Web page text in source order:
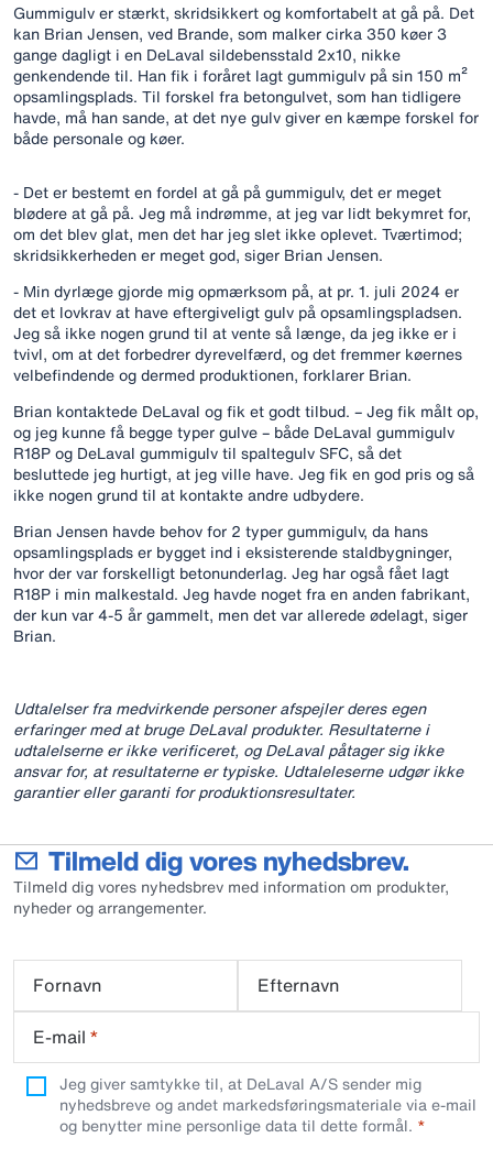
Gummigulv er stærkt, skridsikkert og komfortabelt at gå på. Det
kan Brian Jensen, ved Brande, som malker cirka 350 køer 3
gange dagligt i en DeLaval sildebensstald 2x10, nikke
genkendende til. Han fik i foråret lagt gummigulv på sin 150 m²
opsamlingsplads. Til forskel fra betongulvet, som han tidligere
havde, må han sande, at det nye gulv giver en kæmpe forskel for
både personale og køer.
- Det er bestemt en fordel at gå på gummigulv, det er meget
blødere at gå på. Jeg må indrømme, at jeg var lidt bekymret for,
om det blev glat, men det har jeg slet ikke oplevet. Tværtimod;
skridsikkerheden er meget god, siger Brian Jensen.
- Min dyrlæge gjorde mig opmærksom på, at pr. 1. juli 2024 er
det et lovkrav at have eftergiveligt gulv på opsamlingspladsen.
Jeg så ikke nogen grund til at vente så længe, da jeg ikke er i
tvivl, om at det forbedrer dyrevelfærd, og det fremmer køernes
velbefindende og dermed produktionen, forklarer Brian.
Brian kontaktede DeLaval og fik et godt tilbud. – Jeg fik målt op,
og jeg kunne få begge typer gulve – både DeLaval gummigulv
R18P og DeLaval gummigulv til spaltegulv SFC, så det
besluttede jeg hurtigt, at jeg ville have. Jeg fik en god pris og så
ikke nogen grund til at kontakte andre udbydere.
Brian Jensen havde behov for 2 typer gummigulv, da hans
opsamlingsplads er bygget ind i eksisterende staldbygninger,
hvor der var forskelligt betonunderlag. Jeg har også fået lagt
R18P i min malkestald. Jeg havde noget fra en anden fabrikant,
der kun var 4-5 år gammelt, men det var allerede ødelagt, siger
Brian.
Udtalelser fra medvirkende personer afspejler deres egen
erfaringer med at bruge DeLaval produkter. Resultaterne i
udtalelserne er ikke verificeret, og DeLaval påtager sig ikke
ansvar for, at resultaterne er typiske. Udtaleleserne udgør ikke
garantier eller garanti for produktionsresultater.
Tilmeld dig vores nyhedsbrev.
Tilmeld dig vores nyhedsbrev med information om produkter,
nyheder og arrangementer.
Fornavn
Efternavn
E-mail *
Jeg giver samtykke til, at DeLaval A/S sender mig
nyhedsbreve og andet markedsføringsmateriale via e-mail
og benytter mine personlige data til dette formål.